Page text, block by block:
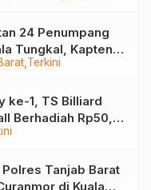
Terkini
24 Penumpang
Tungkal, Kapten
ke-1, TS Billiard
Berhadiah Rp50,8
Tanjab Barat
di Kuala